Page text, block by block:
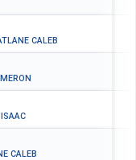
CALEB
CALEB